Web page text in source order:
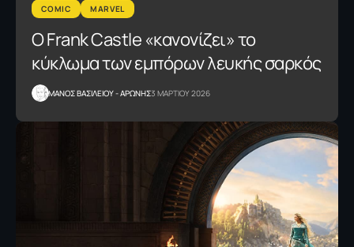
COMIC MARVEL
Ο Frank Castle «κανονίζει» το
κύκλωμα των εμπόρων λευκής σαρκός
ΜΑΝΟΣ ΒΑΣΙΛΕΙΟΥ - ΑΡΩΝΗΣ3 ΜΑΡΤΙΟΥ 2026